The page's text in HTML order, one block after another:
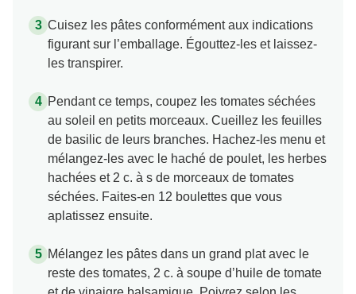
Cuisez les pâtes conformément aux indications
figurant sur l’emballage. Égouttez-les et laissez-
les transpirer.
Pendant ce temps, coupez les tomates séchées
au soleil en petits morceaux. Cueillez les feuilles
de basilic de leurs branches. Hachez-les menu et
mélangez-les avec le haché de poulet, les herbes
hachées et 2 c. à s de morceaux de tomates
séchées. Faites-en 12 boulettes que vous
aplatissez ensuite.
Mélangez les pâtes dans un grand plat avec le
reste des tomates, 2 c. à soupe d’huile de tomate